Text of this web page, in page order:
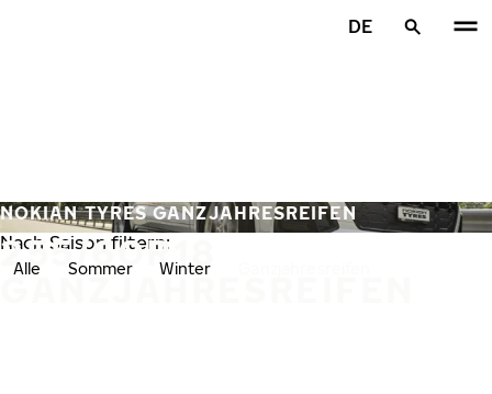
DE
255/60R18
GANZJAHRESREIFEN
NOKIAN TYRES GANZJAHRESREIFEN
Nach Saison filtern:
Alle Sommer Winter